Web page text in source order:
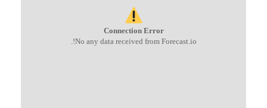
Connection Error
No any data received from Forecast.io!.